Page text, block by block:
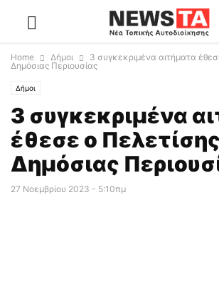
Home Δήμοι
3 συγκεκριμένα αιτήματα
Δημόσιας Περιουσίας
Δήμοι
3 συγκεκριμένα
έθεσε ο
Δημόσιας
27 Νοεμβρίου 2023 - 5:10πμ